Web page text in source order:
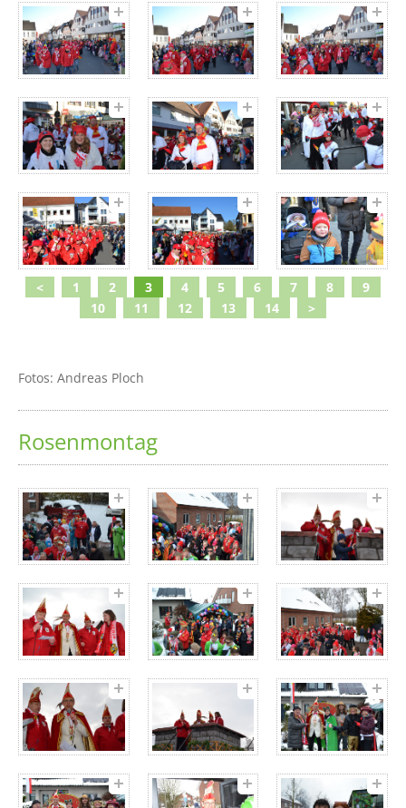
< 1 2 3 4 5 6 7 8
9
10
11 12 13 14 >
Fotos: Andreas Ploch
Rosenmontag